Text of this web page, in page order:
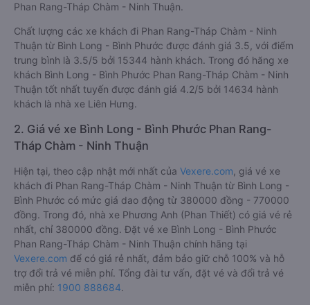
Phan Rang-Tháp Chàm - Ninh Thuận.
Chất lượng các xe khách đi Phan Rang-Tháp Chàm - Ninh
Thuận từ Bình Long - Bình Phước được đánh giá 3.5, với điểm
trung bình là 3.5/5 bởi 15344 hành khách. Trong đó hãng xe
khách Bình Long - Bình Phước Phan Rang-Tháp Chàm - Ninh
Thuận tốt nhất tuyến được đánh giá 4.2/5 bởi 14634 hành
khách là nhà xe Liên Hưng.
2. Giá vé xe Bình Long - Bình Phước Phan Rang-
Tháp Chàm - Ninh Thuận
Hiện tại, theo cập nhật mới nhất của Vexere.com , giá vé xe
khách đi Phan Rang-Tháp Chàm - Ninh Thuận từ Bình Long -
Bình Phước có mức giá dao động từ 380000 đồng - 770000
đồng. Trong đó, nhà xe Phương Anh (Phan Thiết) có giá vé rẻ
nhất, chỉ 380000 đồng. Đặt vé xe Bình Long - Bình Phước
Phan Rang-Tháp Chàm - Ninh Thuận chính hãng tại
Vexere.com để có giá rẻ nhất, đảm bảo giữ chỗ 100% và hỗ
trợ đổi trả vé miễn phí. Tổng đài tư vấn, đặt vé và đổi trả vé
miễn phí: 1900 888684.